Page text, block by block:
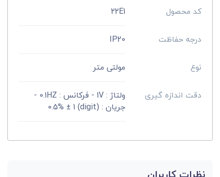
کد محصول 22E1
درجه حفاظت IP20
نوع مولتی متر
دقت اندازه گیری
ولتاژ : 1V - فرکانس : 0.1HZ -
جریان : (digit) 0.5% ± 1